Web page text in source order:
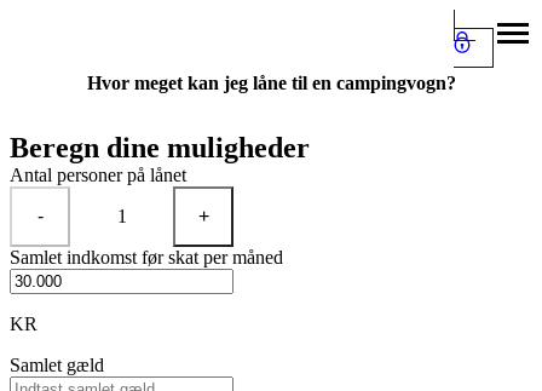
Hvor meget kan jeg låne til en campingvogn?
Beregn dine muligheder
Antal personer på lånet
-
1
+
Samlet indkomst før skat per måned
KR
Samlet gæld